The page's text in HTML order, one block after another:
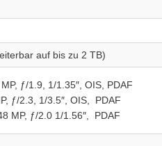
auf bis zu 2 TB)
ƒ/1.9, 1/1.35″, OIS, PDAF
ƒ/2.3, 1/3.5″, OIS, PDAF
MP, ƒ/2.0 1/1.56″, PDAF